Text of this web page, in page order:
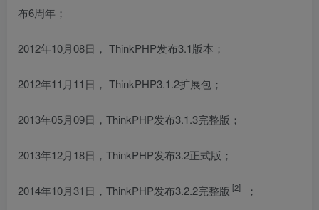
布6周年；
2012年10月08日， ThinkPHP发布3.1版本；
2012年11月11日， ThinkPHP3.1.2扩展包；
2013年05月09日，ThinkPHP发布3.1.3完整版；
2013年12月18日，ThinkPHP发布3.2正式版；
2014年10月31日，ThinkPHP发布3.2.2完整版 [2] ；